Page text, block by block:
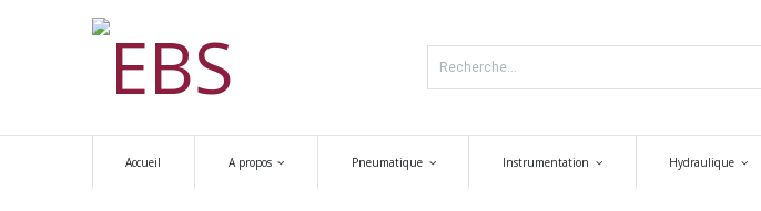
Accueil A propos Pneumatique Instrumentation Hydraulique